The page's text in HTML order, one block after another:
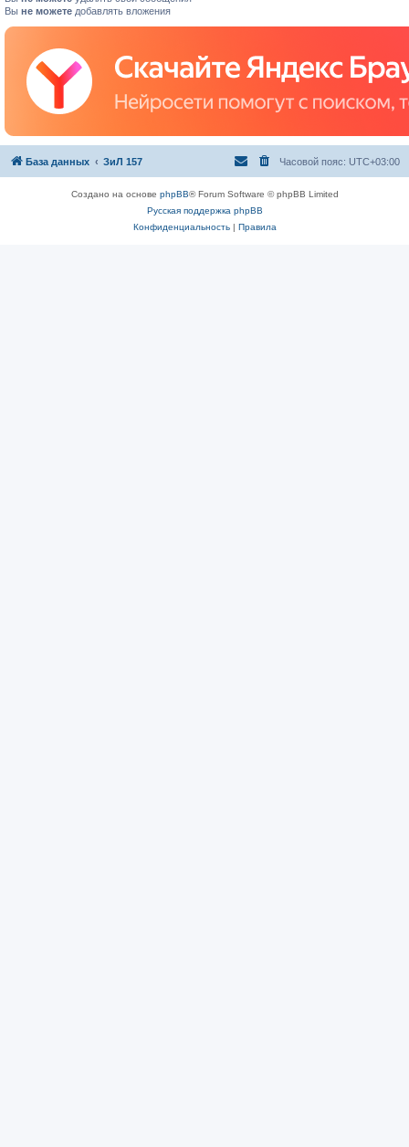
Вы не можете добавлять вложения
База данных ЗиЛ 157 Часовой пояс: UTC+03:00
Создано на основе phpBB® Forum Software © phpBB Limited
Русская поддержка phpBB
Конфиденциальность| Правила